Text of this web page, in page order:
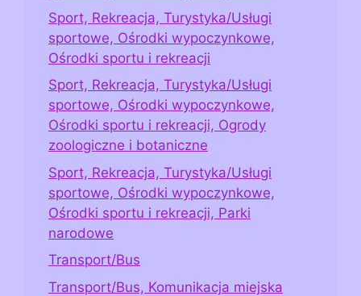
Sport, Rekreacja, Turystyka/Usługi
sportowe, Ośrodki wypoczynkowe,
Ośrodki sportu i rekreacji
Sport, Rekreacja, Turystyka/Usługi
sportowe, Ośrodki wypoczynkowe,
Ośrodki sportu i rekreacji, Ogrody
zoologiczne i botaniczne
Sport, Rekreacja, Turystyka/Usługi
sportowe, Ośrodki wypoczynkowe,
Ośrodki sportu i rekreacji, Parki
narodowe
Transport/Bus
Transport/Bus, Komunikacja miejska